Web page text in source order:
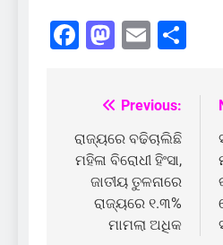
Facebook
Email
Post
navigation
Previous:
ରାଜ୍ୟରେ ବଢିଚାଲିଛି
ମହିଳା ବିରୋଧୀ ହିଂସା,
ଜାତୀୟ ତୁଳନାରେ
ରାଜ୍ୟରେ ୧.୩%
ମାମଲା ଅଧିକ